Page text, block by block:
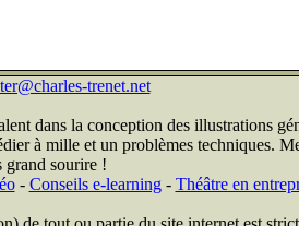
trenet.net
dans la conception des illustrations
à mille et un problèmes techniques.
grand sourire !
- Conseils e-learning- Théâtre en